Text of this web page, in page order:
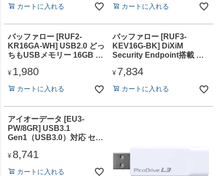
カートに入れる カートに入れる
バッファロー [RUF2-
KR16GA-WH] USB2.0 どっ
ちもUSBメモリー 16GB ホ
¥ 1,980
カートに入れる
バッファロー [RUF3-
KEV16G-BK] DiXiM
Security Endpoint搭載 セ
16GB ブラック
¥ 7,834
カートに入れる
アイオーデータ [EU3-
PW/8GR] USB3.1
Gen1（USB3.0）対応 セキ
¥ 8,741
カートに入れる